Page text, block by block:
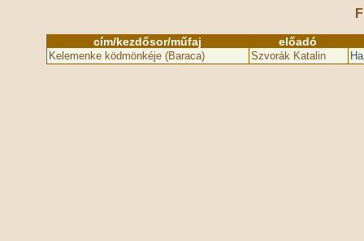
cím/kezdősor/műfaj előadó
Kelemenke ködmönkéje (Baraca) Szvorák Katalin